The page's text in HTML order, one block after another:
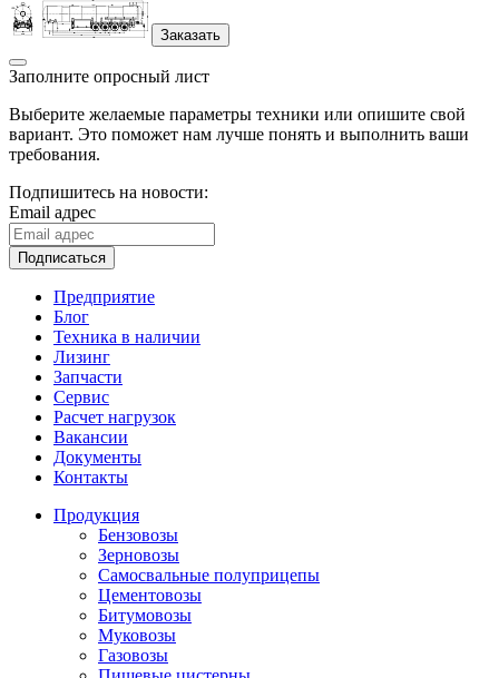
Заказать
Заполните опросный лист
Выберите желаемые параметры техники или опишите свой
вариант. Это поможет нам лучше понять и выполнить ваши
требования.
Подпишитесь на новости:
Email адрес
Подписаться
Предприятие
Блог
Техника в наличии
Лизинг
Запчасти
Сервис
Расчет нагрузок
Вакансии
Документы
Контакты
Продукция
Бензовозы
Зерновозы
Самосвальные полуприцепы
Цементовозы
Битумовозы
Муковозы
Газовозы